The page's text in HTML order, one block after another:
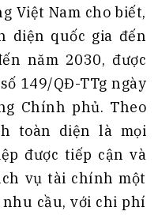
Việt Nam cho biết,
diện quốc gia đến
năm 2030, được
149/QĐ-TTg ngày
Chính phủ. Theo
toàn diện là mọi
được tiếp cận và
vụ tài chính một
cầu, với chi phí